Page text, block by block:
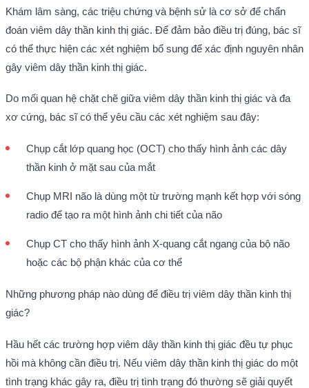
Khám lâm sàng, các triệu chứng và bệnh sử là cơ sở để chẩn
đoán viêm dây thần kinh thị giác. Để đảm bảo điều trị đúng, bác sĩ
có thể thực hiện các xét nghiệm bổ sung để xác định nguyên nhân
gây viêm dây thần kinh thị giác.
Do mối quan hệ chặt chẽ giữa viêm dây thần kinh thị giác và đa
xơ cứng, bác sĩ có thể yêu cầu các xét nghiệm sau đây:
Chụp cắt lớp quang học (OCT) cho thấy hình ảnh các dây
thần kinh ở mặt sau của mắt
Chụp MRI não là dùng một từ trường mạnh kết hợp với sóng
radio để tạo ra một hình ảnh chi tiết của não
Chụp CT cho thấy hình ảnh X-quang cắt ngang của bộ não
hoặc các bộ phận khác của cơ thể
Những phương pháp nào dùng để điều trị viêm dây thần kinh thị
giác?
Hầu hết các trường hợp viêm dây thần kinh thị giác đều tự phục
hồi mà không cần điều trị. Nếu viêm dây thần kinh thị giác do một
tình trạng khác gây ra, điều trị tình trạng đó thường sẽ giải quyết